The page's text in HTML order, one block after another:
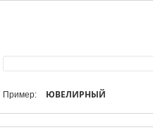
Пример: ЮВЕЛИРНЫЙ